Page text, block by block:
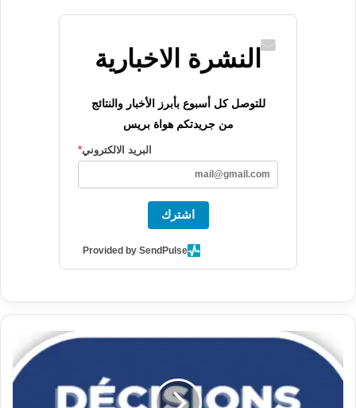
النشرة الاخبارية
للتوصل كل أسبوع بأبرز الأخبار والنتائج
من جريدتكم هواة بريس
البريد الالكتروني*
اشترك
Provided by SendPulse
العصبة
الوطنية
هواة: